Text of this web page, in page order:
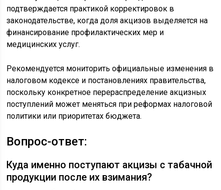
подтверждается практикой корректировок в
законодательстве, когда доля акцизов выделяется на
финансирование профилактических мер и
медицинских услуг.
Рекомендуется мониторить официальные изменения в
налоговом кодексе и постановлениях правительства,
поскольку конкретное перераспределение акцизных
поступлений может меняться при реформах налоговой
политики или приоритетах бюджета.
Вопрос-ответ:
Куда именно поступают акцизы с табачной
продукции после их взимания?